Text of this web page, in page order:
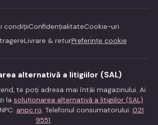
condițiiConfidențialitateCookie-uri
Livrare & returPreferințe cookie
alternativă a litigiilor (SAL)
te poți adresa mai întâi magazinului. Ai
la soluționarea alternativă a litigiilor (SAL)
anpc.ro. Telefonul consumatorului: 021
9551.